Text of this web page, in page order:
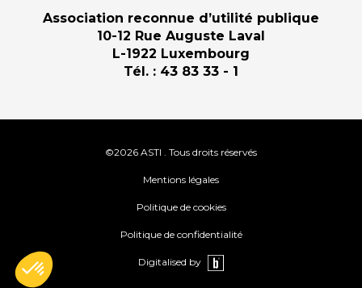
Association reconnue d’utilité publique
10-12 Rue Auguste Laval
L-1922 Luxembourg
Tél. : 43 83 33 - 1
©2026 ASTI . Tous droits réservés
Mentions légales
Politique de cookies
Politique de confidentialité
Digitalised by